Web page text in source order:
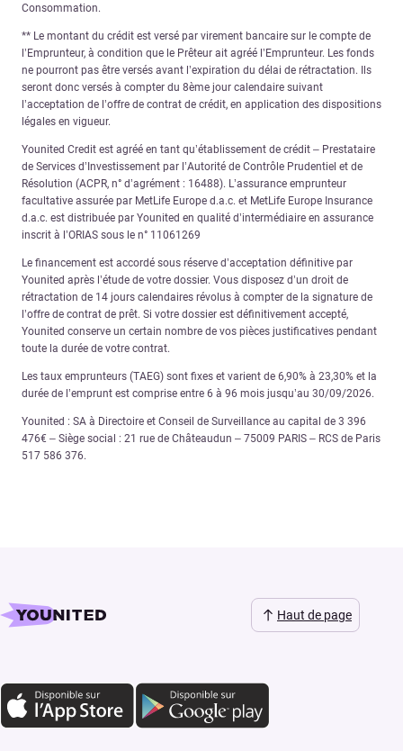
Consommation.
** Le montant du crédit est versé par virement bancaire sur le compte de
l’Emprunteur, à condition que le Prêteur ait agréé l’Emprunteur. Les fonds
ne pourront pas être versés avant l’expiration du délai de rétractation. Ils
seront donc versés à compter du 8ème jour calendaire suivant
l’acceptation de l’offre de contrat de crédit, en application des dispositions
légales en vigueur.
Younited Credit est agréé en tant qu’établissement de crédit – Prestataire
de Services d’Investissement par l’Autorité de Contrôle Prudentiel et de
Résolution (ACPR, n° d’agrément : 16488). L’assurance emprunteur
facultative assurée par MetLife Europe d.a.c. et MetLife Europe Insurance
d.a.c. est distribuée par Younited en qualité d’intermédiaire en assurance
inscrit à l’ORIAS sous le n° 11061269
Le financement est accordé sous réserve d’acceptation définitive par
Younited après l’étude de votre dossier. Vous disposez d’un droit de
rétractation de 14 jours calendaires révolus à compter de la signature de
l’offre de contrat de prêt. Si votre dossier est définitivement accepté,
Younited conserve un certain nombre de vos pièces justificatives pendant
toute la durée de votre contrat.
Les taux emprunteurs (TAEG) sont fixes et varient de 6,90% à 23,30% et la
durée de l’emprunt est comprise entre 6 à 96 mois jusqu’au 30/09/2026.
Younited : SA à Directoire et Conseil de Surveillance au capital de 3 396
476€ – Siège social : 21 rue de Châteaudun – 75009 PARIS – RCS de Paris
517 586 376.
Haut de page